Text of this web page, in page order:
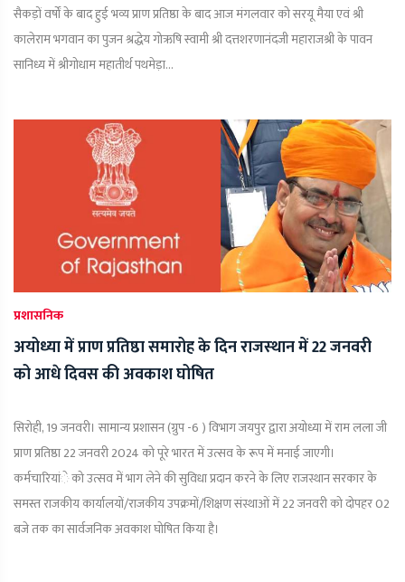
सैकड़ों वर्षों के बाद हुई भव्य प्राण प्रतिष्ठा के बाद आज मंगलवार को सरयू मैया एवं श्री
कालेराम भगवान का पुजन श्रद्धेय गोऋषि स्वामी श्री दत्तशरणानंदजी महाराजश्री के पावन
सानिध्य में श्रीगोधाम महातीर्थ पथमेड़ा...
प्रशासनिक
अयोध्या में प्राण प्रतिष्ठा समारोह के दिन राजस्‍थान में 22 जनवरी
को आधे दिवस की अवकाश घोषित
सिरोही, 19 जनवरी। सामान्य प्रशासन (ग्रुप -6 ) विभाग जयपुर द्वारा अयोध्या में राम लला जी
प्राण प्रतिष्ठा 22 जनवरी 2024 को पूरे भारत में उत्सव के रूप में मनाई जाएगी।
कर्मचारियांे को उत्सव में भाग लेने की सुविधा प्रदान करने के लिए राजस्थान सरकार के
समस्त राजकीय कार्यालयों/राजकीय उपक्रमों/शिक्षण संस्थाओं में 22 जनवरी को दोपहर 02
बजे तक का सार्वजनिक अवकाश घोषित किया है।